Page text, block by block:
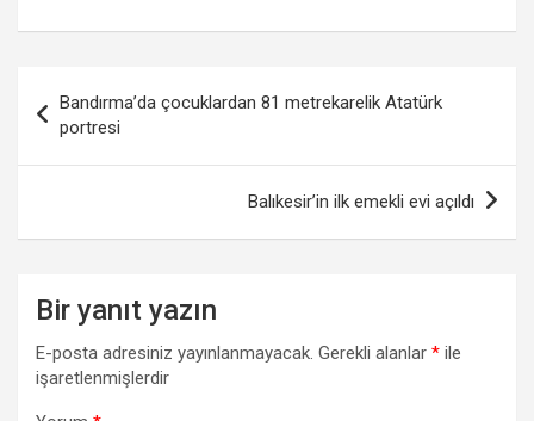
gezinmesi
Bandırma’da çocuklardan 81 metrekarelik Atatürk
portresi
Balıkesir’in ilk emekli evi açıldı
Bir yanıt yazın
E-posta adresiniz yayınlanmayacak. Gerekli alanlar * ile
işaretlenmişlerdir